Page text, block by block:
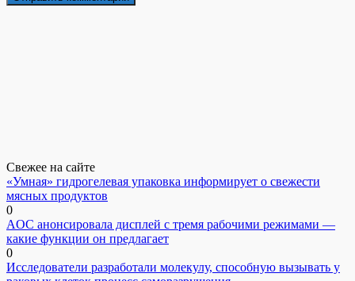
Свежее на сайте
«Умная» гидрогелевая упаковка информирует о свежести
мясных продуктов
0
AOC анонсировала дисплей с тремя рабочими режимами —
какие функции он предлагает
0
Исследователи разработали молекулу, способную вызывать у